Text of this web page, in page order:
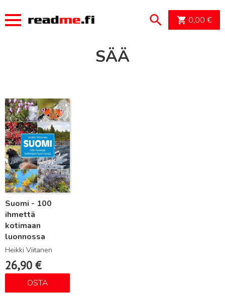
0,00 €
SÄÄ
Suomi - 100
ihmettä
kotimaan
luonnossa
Heikki Viitanen
26,90 €
OSTA
Lue lisää